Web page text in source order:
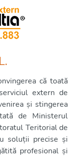
că toată
extern de
și stingerea
de Ministerul
Teritorial de
soluții precise și
profesional și